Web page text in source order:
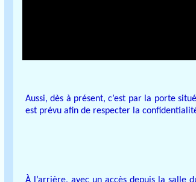
Aussi, dès à présent, c’est par la porte
est prévu afin de respecter la
À l’arrière, avec un accès depuis la salle